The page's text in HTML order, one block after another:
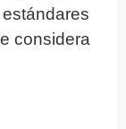
considera